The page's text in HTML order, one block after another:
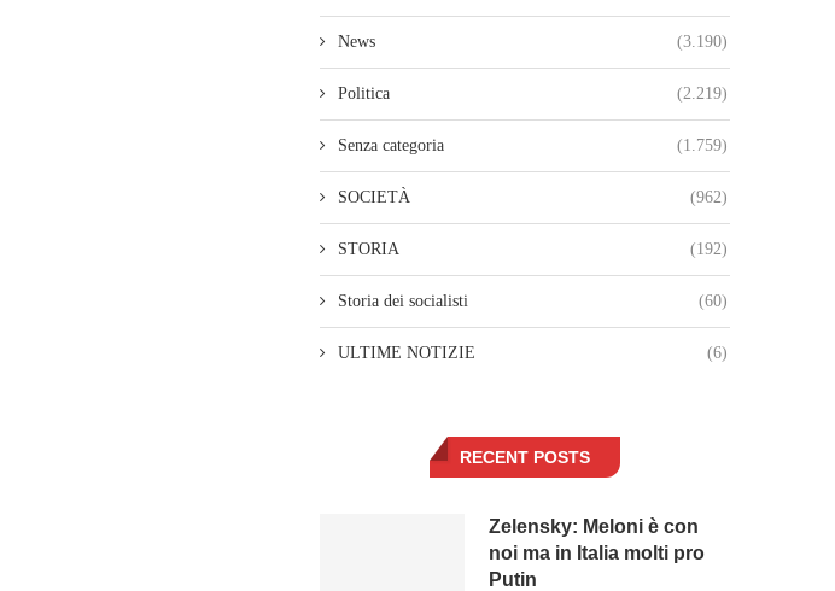
News (3.190)
Politica (2.219)
Senza categoria (1.759)
SOCIETÀ (962)
STORIA (192)
Storia dei socialisti (60)
ULTIME NOTIZIE (6)
RECENT POSTS
Zelensky: Meloni è con
noi ma in Italia molti pro
Putin